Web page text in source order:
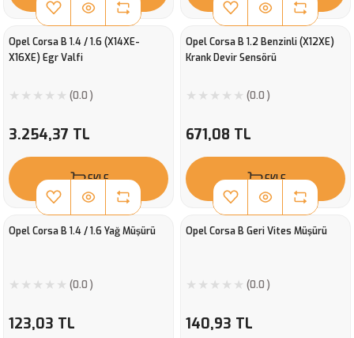
Opel Corsa B 1.4 / 1.6 (X14XE-
X16XE) Egr Valfi
(0.0 )
3.254,37 TL
EKLE
Opel Corsa B 1.2 Benzinli (X12XE)
Krank Devir Sensörü
(0.0 )
671,08 TL
EKLE
Opel Corsa B 1.4 / 1.6 Yağ Müşürü
(0.0 )
123,03 TL
Opel Corsa B Geri Vites Müşürü
(0.0 )
140,93 TL